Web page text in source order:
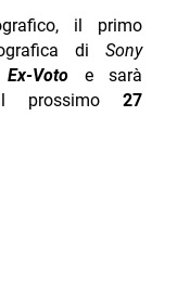
il primo
diSony
Ex-Voto e sarà
prossimo27